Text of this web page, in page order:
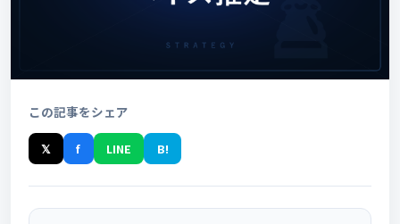
この記事をシェア
𝕏 f LINE B!